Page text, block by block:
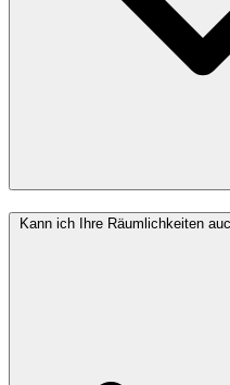
Kann ich Ihre Räumlichkeiten